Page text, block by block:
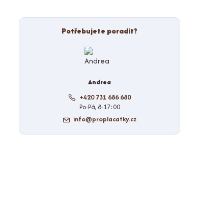
Potřebujete poradit?
Andrea
+420 731 686 680
Po-Pá, 8-17:00
info@proplacatky.cz